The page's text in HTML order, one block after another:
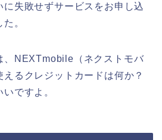
に失敗せずサービスをお申し込
。
、NEXTmobile（ネクストモバ
るクレジットカードは何か？
ですよ。